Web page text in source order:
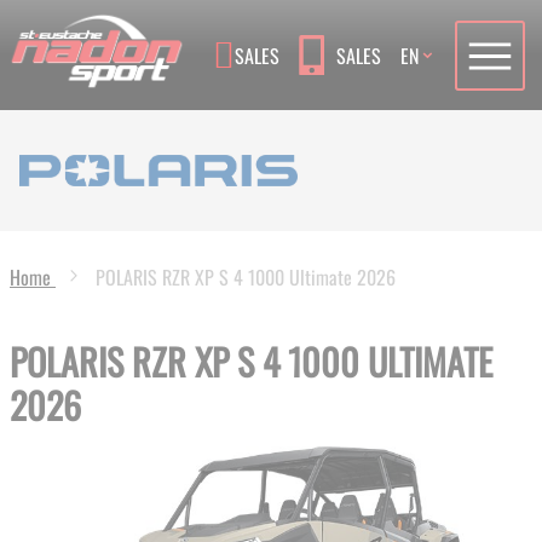
SALES SALES Language
EN
Home POLARIS RZR XP S 4 1000 Ultimate 2026
POLARIS RZR XP S 4 1000 ULTIMATE
2026